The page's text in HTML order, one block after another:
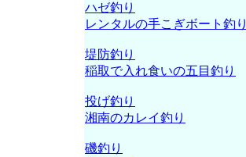
ハゼ釣り
レンタルの手こぎボート釣り
堤防釣り
稲取で入れ食いの五目釣り
投げ釣り
湘南のカレイ釣り
磯釣り